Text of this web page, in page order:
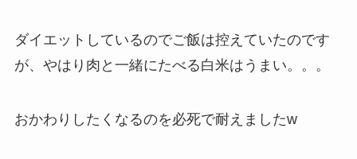
ダイエットしているのでご飯は控えていたのです
が、やはり肉と一緒にたべる白米はうまい。。。
おかわりしたくなるのを必死で耐えましたw